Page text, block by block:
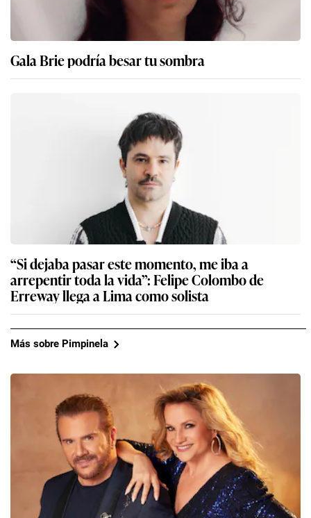
Gala Brie podría besar tu sombra
“Si dejaba pasar este momento, me iba a
arrepentir toda la vida”: Felipe Colombo de
Erreway llega a Lima como solista
Más sobre Pimpinela